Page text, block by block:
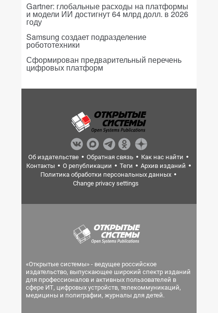
Gartner: глобальные расходы на платформы
и модели ИИ достигнут 64 млрд долл. в 2026
году
Samsung создает подразделение
робототехники
Сформирован предварительный перечень
цифровых платформ
Об издательстве Обратная связь
Как нас найти
Контакты
О републикации Теги
Архив изданий
Политика обработки персональных данных
Change privacy settings
«Открытые системы» - ведущее российское
издательство, выпускающее широкий спектр изданий
для профессионалов и активных пользователей в
сфере ИТ, цифровых устройств, телекоммуникаций,
медицины и полиграфии, журналы для детей.